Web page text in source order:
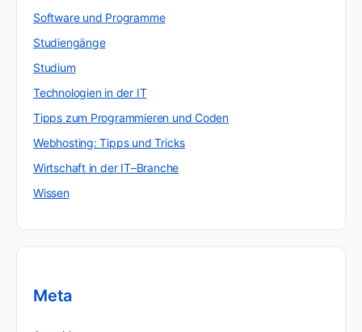
Software und Programme
Studiengänge
Studium
Technologien in der IT
Tipps zum Programmieren und Coden
Webhosting: Tipps und Tricks
Wirtschaft in der IT–Branche
Wissen
Meta